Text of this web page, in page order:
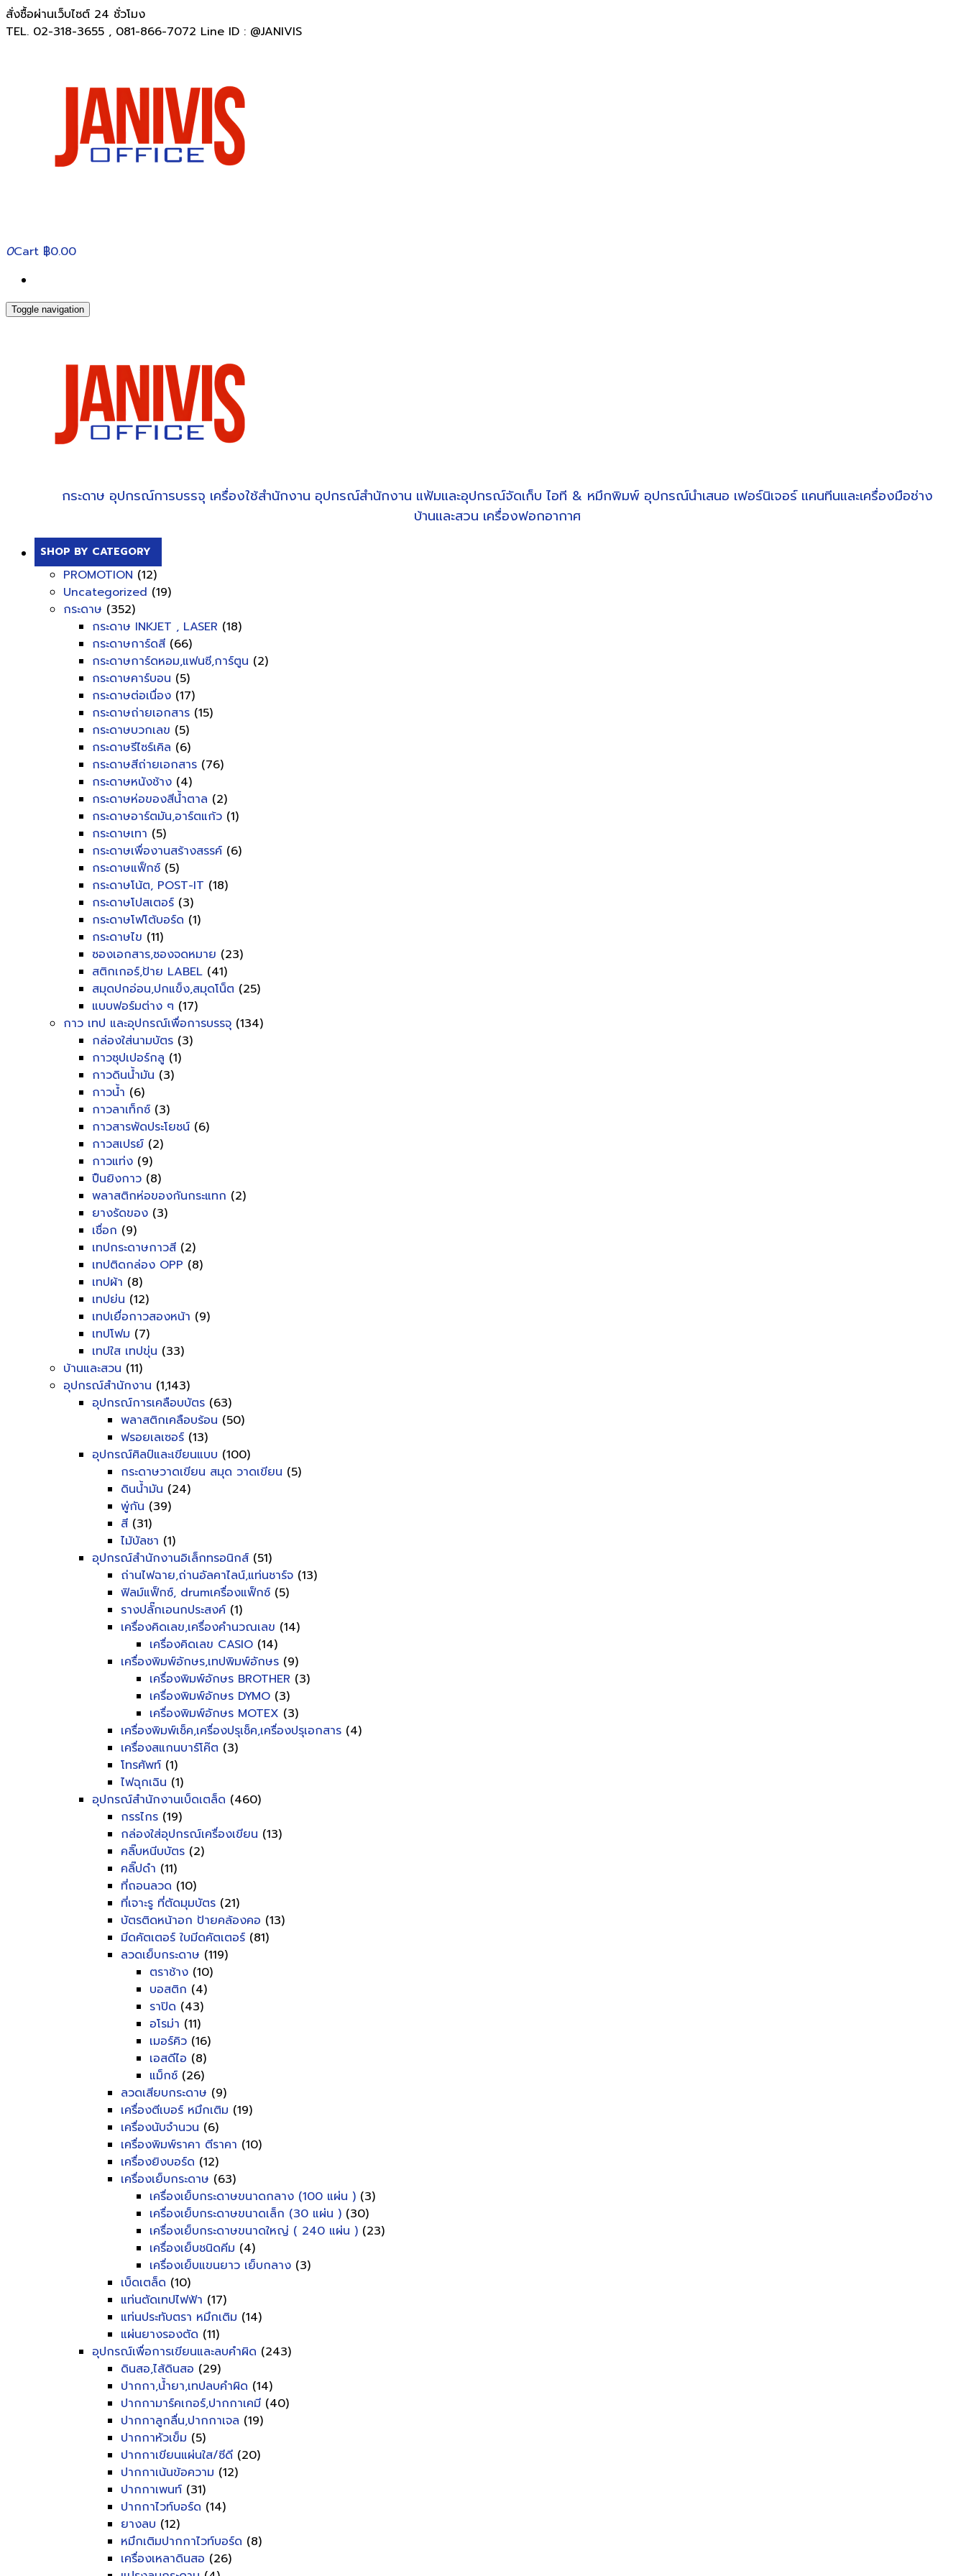
สั่งซื้อผ่านเว็บไซต์ 24 ชั่วโมง
TEL. 02-318-3655 , 081-866-7072 Line ID : @JANIVIS
0Cart ฿0.00
Toggle navigation
กระดาษ อุปกรณ์การบรรจุ เครื่องใช้สำนักงาน อุปกรณ์สำนักงาน แฟ้มและอุปกรณ์จัดเก็บ ไอที & หมึกพิมพ์ อุปกรณ์นำเสนอ เฟอร์นิเจอร์ แคนทีนและเครื่องมือช่าง
บ้านและสวน เครื่องฟอกอากาศ
SHOP BY CATEGORY
PROMOTION (12)
Uncategorized (19)
กระดาษ (352)
กระดาษ INKJET , LASER (18)
กระดาษการ์ดสี (66)
กระดาษการ์ดหอม,แฟนซี,การ์ตูน (2)
กระดาษคาร์บอน (5)
กระดาษต่อเนื่อง (17)
กระดาษถ่ายเอกสาร (15)
กระดาษบวกเลข (5)
กระดาษรีไซร์เคิล (6)
กระดาษสีถ่ายเอกสาร (76)
กระดาษหนังช้าง (4)
กระดาษห่อของสีน้ำตาล (2)
กระดาษอาร์ตมัน,อาร์ตแก้ว (1)
กระดาษเทา (5)
กระดาษเพื่องานสร้างสรรค์ (6)
กระดาษแฟ็กซ์ (5)
กระดาษโน้ต, POST-IT (18)
กระดาษโปสเตอร์ (3)
กระดาษโฟโต้บอร์ด (1)
กระดาษไข (11)
ซองเอกสาร,ซองจดหมาย (23)
สติกเกอร์,ป้าย LABEL (41)
สมุดปกอ่อน,ปกแข็ง,สมุดโน็ต (25)
แบบฟอร์มต่าง ๆ (17)
กาว เทป และอุปกรณ์เพื่อการบรรจุ (134)
กล่องใส่นามบัตร (3)
กาวซุปเปอร์กลู (1)
กาวดินน้ำมัน (3)
กาวน้ำ (6)
กาวลาเท็กซ์ (3)
กาวสารพัดประโยชน์ (6)
กาวสเปรย์ (2)
กาวแท่ง (9)
ปืนยิงกาว (8)
พลาสติกห่อของกันกระแทก (2)
ยางรัดของ (3)
เชื่อก (9)
เทปกระดาษกาวสี (2)
เทปติดกล่อง OPP (8)
เทปผ้า (8)
เทปย่น (12)
เทปเยื่อกาวสองหน้า (9)
เทปโฟม (7)
เทปใส เทปขุ่น (33)
บ้านและสวน (11)
อุปกรณ์สำนักงาน (1,143)
อุปกรณ์การเคลือบบัตร (63)
พลาสติกเคลือบร้อน (50)
ฟรอยเลเซอร์ (13)
อุปกรณ์ศิลป์และเขียนแบบ (100)
กระดาษวาดเขียน สมุด วาดเขียน (5)
ดินน้ำมัน (24)
พู่กัน (39)
สี (31)
ไม้บัลชา (1)
อุปกรณ์สำนักงานอิเล็กทรอนิกส์ (51)
ถ่านไฟฉาย,ถ่านอัลคาไลน์,แท่นชาร์จ (13)
ฟิลม์แฟ็กซ์, drumเครื่องแฟ็กซ์ (5)
รางปลั๊กเอนกประสงค์ (1)
เครื่องคิดเลข,เครื่องคำนวณเลข (14)
เครื่องคิดเลข CASIO (14)
เครื่องพิมพ์อักษร,เทปพิมพ์อักษร (9)
เครื่องพิมพ์อักษร BROTHER (3)
เครื่องพิมพ์อักษร DYMO (3)
เครื่องพิมพ์อักษร MOTEX (3)
เครื่องพิมพ์เช็ค,เครื่องปรุเช็ค,เครื่องปรุเอกสาร (4)
เครื่องสแกนบาร์โค๊ต (3)
โทรศัพท์ (1)
ไฟฉุกเฉิน (1)
อุปกรณ์สำนักงานเบ็ดเตล็ด (460)
กรรไกร (19)
กล่องใส่อุปกรณ์เครื่องเขียน (13)
คลิ๊บหนีบบัตร (2)
คลิ๊ปดำ (11)
ที่ถอนลวด (10)
ที่เจาะรู ที่ตัดมุมบัตร (21)
บัตรติดหน้าอก ป้ายคล้องคอ (13)
มีดคัตเตอร์ ใบมีดคัตเตอร์ (81)
ลวดเย็บกระดาษ (119)
ตราช้าง (10)
บอสติก (4)
ราปิด (43)
อโรม่า (11)
เมอร์คิว (16)
เอสดีไอ (8)
แม็กซ์ (26)
ลวดเสียบกระดาษ (9)
เครื่องตีเบอร์ หมึกเติม (19)
เครื่องนับจำนวน (6)
เครื่องพิมพ์ราคา ตีราคา (10)
เครื่องยิงบอร์ด (12)
เครื่องเย็บกระดาษ (63)
เครื่องเย็บกระดาษขนาดกลาง (100 แผ่น ) (3)
เครื่องเย็บกระดาษขนาดเล็ก (30 แผ่น ) (30)
เครื่องเย็บกระดาษขนาดใหญ่ ( 240 แผ่น ) (23)
เครื่องเย็บชนิดคีม (4)
เครื่องเย็บแขนยาว เย็บกลาง (3)
เบ็ดเตล็ด (10)
แท่นตัดเทปไฟฟ้า (17)
แท่นประทับตรา หมึกเติม (14)
แผ่นยางรองตัด (11)
อุปกรณ์เพื่อการเขียนและลบคำผิด (243)
ดินสอ,ไส้ดินสอ (29)
ปากกา,น้ำยา,เทปลบคำผิด (14)
ปากกามาร์คเกอร์,ปากกาเคมี (40)
ปากกาลูกลื่น,ปากกาเจล (19)
ปากกาหัวเข็ม (5)
ปากกาเขียนแผ่นใส/ซีดี (20)
ปากกาเน้นข้อความ (12)
ปากกาเพนท์ (31)
ปากกาไวท์บอร์ด (14)
ยางลบ (12)
หมึกเติมปากกาไวท์บอร์ด (8)
เครื่องเหลาดินสอ (26)